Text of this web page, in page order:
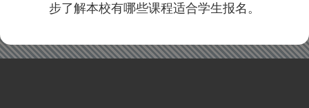
步了解本校有哪些课程适合学生报名。